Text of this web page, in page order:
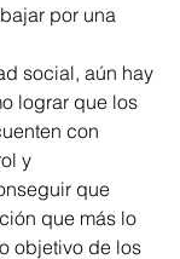
por una
social, aún hay
lograr que los
con
y
que
que más lo
objetivo de los